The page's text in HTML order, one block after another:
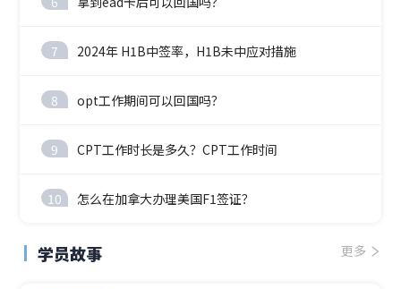
7 2024年 H1B中签率，H1B未中应对措施
8 opt工作期间可以回国吗？
9 CPT工作时长是多久？CPT工作时间
10 怎么在加拿大办理美国F1签证？
学员故事 更多